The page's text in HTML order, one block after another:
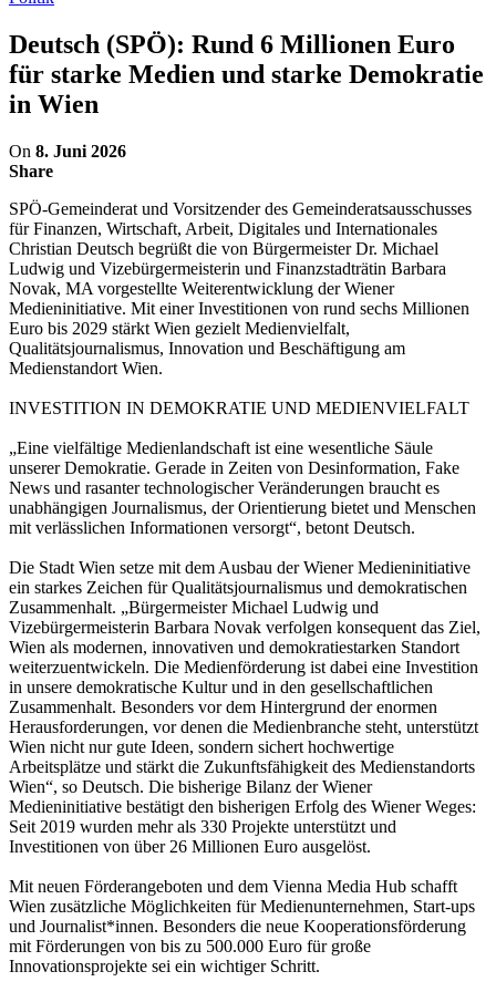
Deutsch (SPÖ): Rund 6 Millionen Euro
für starke Medien und starke Demokratie
in Wien
On 8. Juni 2026
Share
SPÖ-Gemeinderat und Vorsitzender des Gemeinderatsausschusses
für Finanzen, Wirtschaft, Arbeit, Digitales und Internationales
Christian Deutsch begrüßt die von Bürgermeister Dr. Michael
Ludwig und Vizebürgermeisterin und Finanzstadträtin Barbara
Novak, MA vorgestellte Weiterentwicklung der Wiener
Medieninitiative. Mit einer Investitionen von rund sechs Millionen
Euro bis 2029 stärkt Wien gezielt Medienvielfalt,
Qualitätsjournalismus, Innovation und Beschäftigung am
Medienstandort Wien.
INVESTITION IN DEMOKRATIE UND MEDIENVIELFALT
„Eine vielfältige Medienlandschaft ist eine wesentliche Säule
unserer Demokratie. Gerade in Zeiten von Desinformation, Fake
News und rasanter technologischer Veränderungen braucht es
unabhängigen Journalismus, der Orientierung bietet und Menschen
mit verlässlichen Informationen versorgt“, betont Deutsch.
Die Stadt Wien setze mit dem Ausbau der Wiener Medieninitiative
ein starkes Zeichen für Qualitätsjournalismus und demokratischen
Zusammenhalt. „Bürgermeister Michael Ludwig und
Vizebürgermeisterin Barbara Novak verfolgen konsequent das Ziel,
Wien als modernen, innovativen und demokratiestarken Standort
weiterzuentwickeln. Die Medienförderung ist dabei eine Investition
in unsere demokratische Kultur und in den gesellschaftlichen
Zusammenhalt. Besonders vor dem Hintergrund der enormen
Herausforderungen, vor denen die Medienbranche steht, unterstützt
Wien nicht nur gute Ideen, sondern sichert hochwertige
Arbeitsplätze und stärkt die Zukunftsfähigkeit des Medienstandorts
Wien“, so Deutsch. Die bisherige Bilanz der Wiener
Medieninitiative bestätigt den bisherigen Erfolg des Wiener Weges:
Seit 2019 wurden mehr als 330 Projekte unterstützt und
Investitionen von über 26 Millionen Euro ausgelöst.
Mit neuen Förderangeboten und dem Vienna Media Hub schafft
Wien zusätzliche Möglichkeiten für Medienunternehmen, Start-ups
und Journalist*innen. Besonders die neue Kooperationsförderung
mit Förderungen von bis zu 500.000 Euro für große
Innovationsprojekte sei ein wichtiger Schritt.